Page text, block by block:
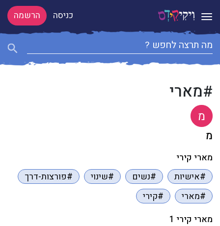
Toggle navigation כניסה הרשמה
#מארי
מ
מ
מארי קירי
#אישיות
#נשים #שינוי
#פורצות-דרך
#מארי
#קירי
מארי קירי 1